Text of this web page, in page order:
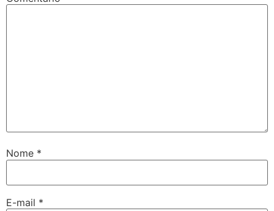
Nome *
E-mail *